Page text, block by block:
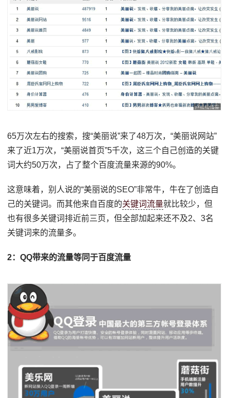
65万次左右的搜索，搜“美丽说”来了48万次，“美丽说网站”
来了近1万次，“美丽说首页”5千次，这三个自己创造的关键
词大约50万次，占了整个百度流量来源的90%。
这意味着，别人说的“美丽说的SEO”非常牛，牛在了创造自
己的关键词。而其他来自百度的关键词流量就比较少，但
也有很多关键词排近前三页，但全部加起来还不及2、3名
关键词来的流量多。
2：QQ带来的流量等同于百度流量